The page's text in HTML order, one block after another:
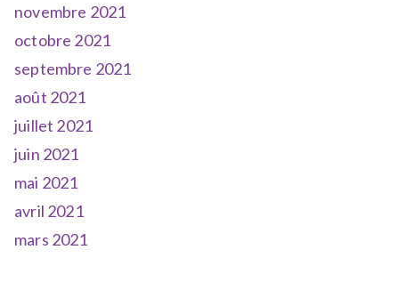
novembre 2021
octobre 2021
septembre 2021
août 2021
juillet 2021
juin 2021
mai 2021
avril 2021
mars 2021